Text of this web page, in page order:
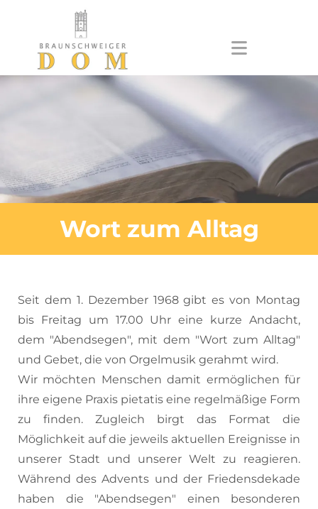
Zum Inhalt springen
Wort zum Alltag
Seit dem 1. Dezember 1968 gibt es von Montag
bis Freitag um 17.00 Uhr eine kurze Andacht,
dem "Abendsegen", mit dem "Wort zum Alltag"
und Gebet, die von Orgelmusik gerahmt wird.
Wir möchten Menschen damit ermöglichen für
ihre eigene Praxis pietatis eine regelmäßige Form
zu finden. Zugleich birgt das Format die
Möglichkeit auf die jeweils aktuellen Ereignisse in
unserer Stadt und unserer Welt zu reagieren.
Während des Advents und der Friedensdekade
haben die "Abendsegen" einen besonderen